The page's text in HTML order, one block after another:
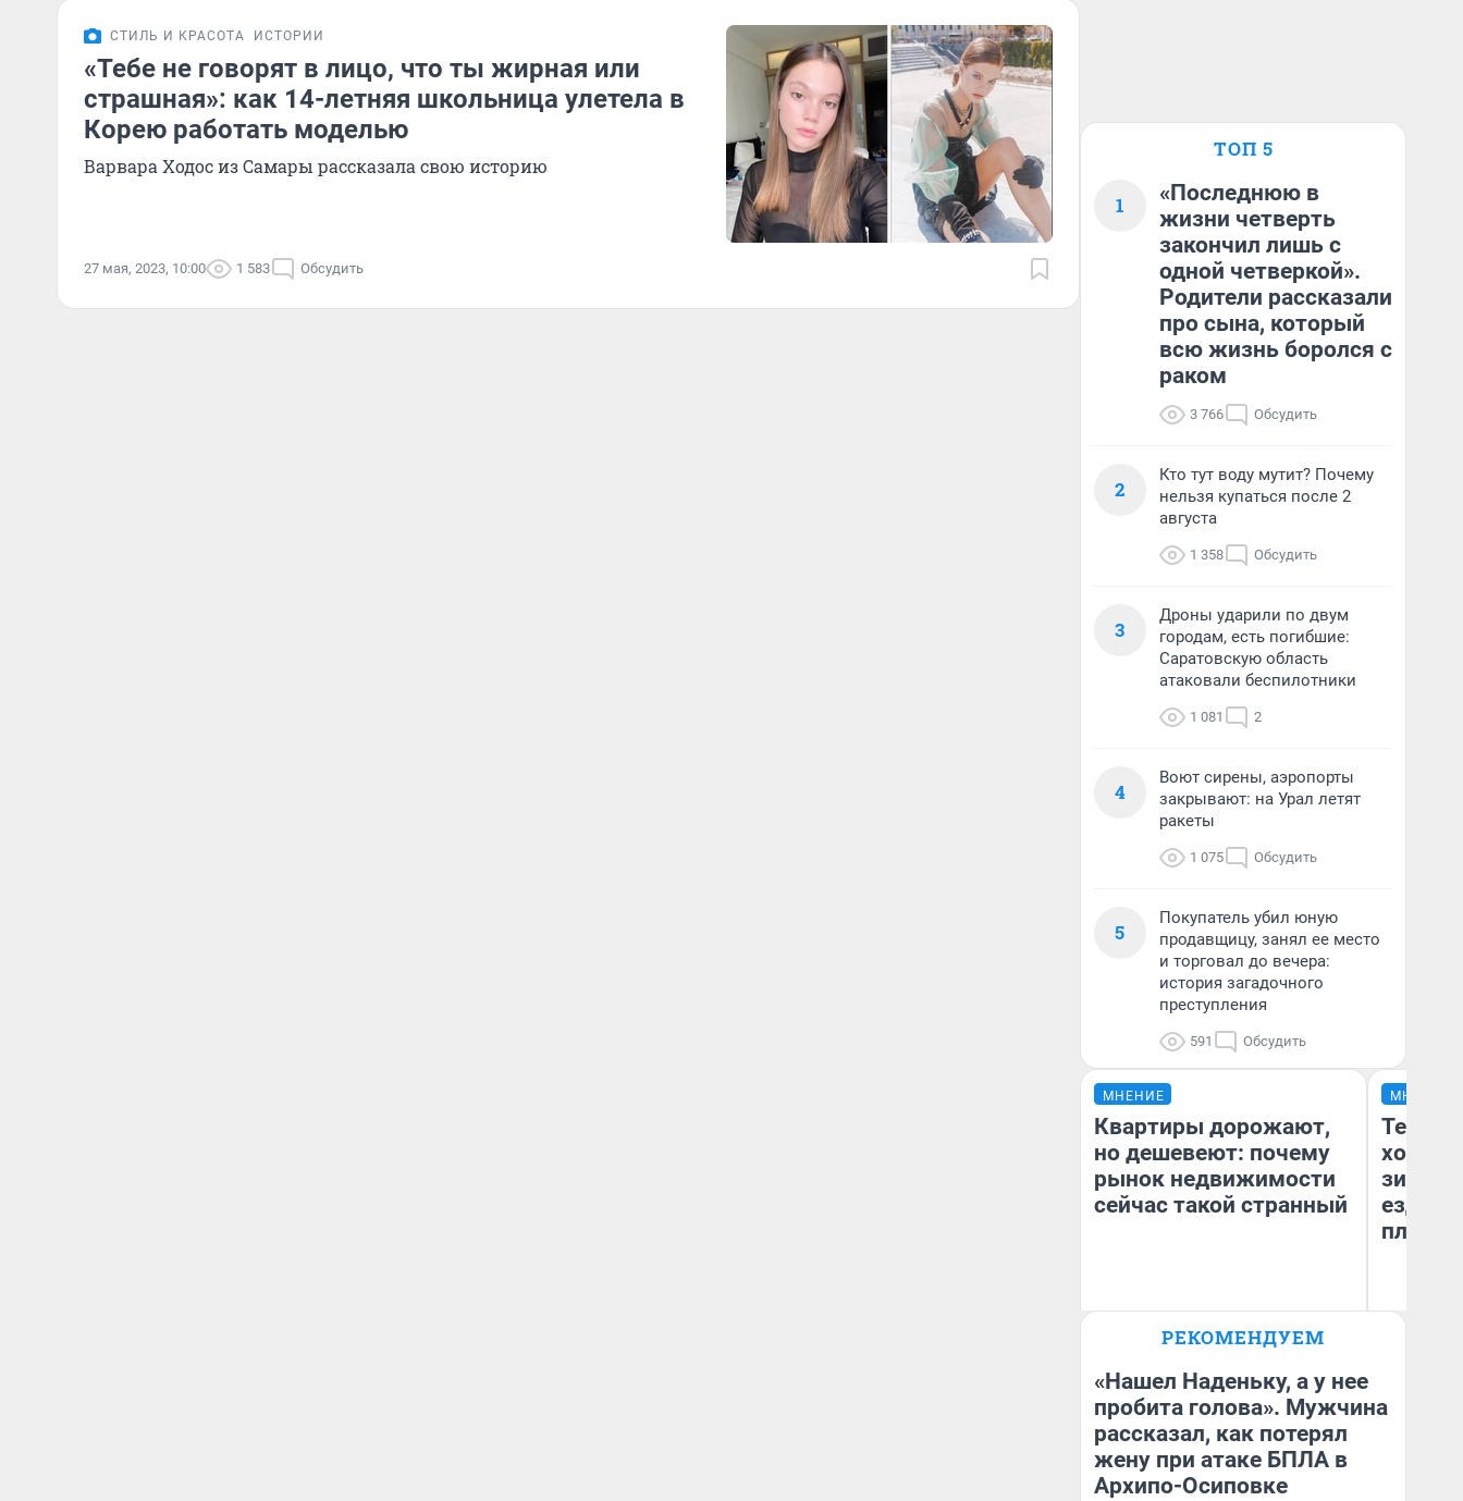
СТИЛЬ И КРАСОТА ИСТОРИИ
«Тебе не говорят в лицо, что ты жирная или
страшная»: как 14-летняя школьница улетела в
Корею работать моделью
Варвара Ходос из Самары рассказала свою историю
27 мая, 2023, 10:00 1 583 Обсудить
ТОП 5
1
«Последнюю в
жизни четверть
закончил лишь с
одной четверкой».
Родители рассказали
про сына, который
всю жизнь боролся с
раком
3 766 Обсудить
2
Кто тут воду мутит? Почему
нельзя купаться после 2
августа
1 358 Обсудить
3
Дроны ударили по двум
городам, есть погибшие:
Саратовскую область
атаковали беспилотники
1 081 2
4
Воют сирены, аэропорты
закрывают: на Урал летят
ракеты
1 075 Обсудить
5
Покупатель убил юную
продавщицу, занял ее место
и торговал до вечера:
история загадочного
преступления
591 Обсудить
МНЕНИЕ
Квартиры дорожают,
но дешевеют: почему
рынок недвижимости
сейчас такой странный
Екатерина Торопова
недвижимости
МНЕНИЕ
Тепло
зимой.
ездит
плюсы
РЕКОМЕНДУЕМ
«Нашел Наденьку, а у нее
пробита голова». Мужчина
рассказал, как потерял
жену при атаке БПЛА в
Архипо-Осиповке